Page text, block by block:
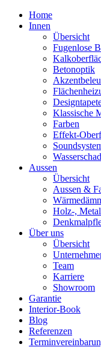
Home
Innen
Übersicht
Fugenlose
Betonoptik
Klassische
Farben
Effekt-
Aussen
Übersicht
Aussen &
Holz-,
Über uns
Übersicht
Team
Karriere
Showroom
Garantie
Interior-Book
Blog
Referenzen